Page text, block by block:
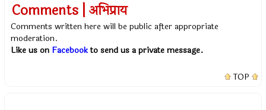
Comments | अभिप्राय
Comments written here will be public after appropriate
moderation.
Like us on Facebookto send us a private message.
TOP